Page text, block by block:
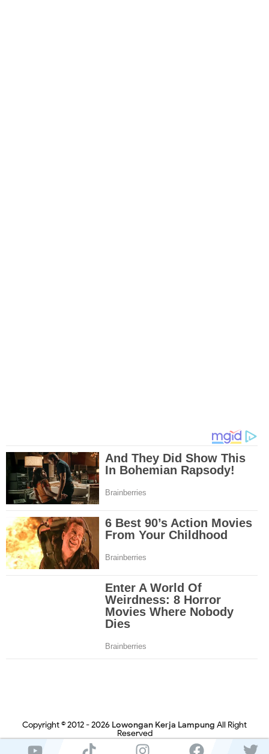
Copyright © 2012 -2026 Lowongan Kerja Lampung All Right
Reserved